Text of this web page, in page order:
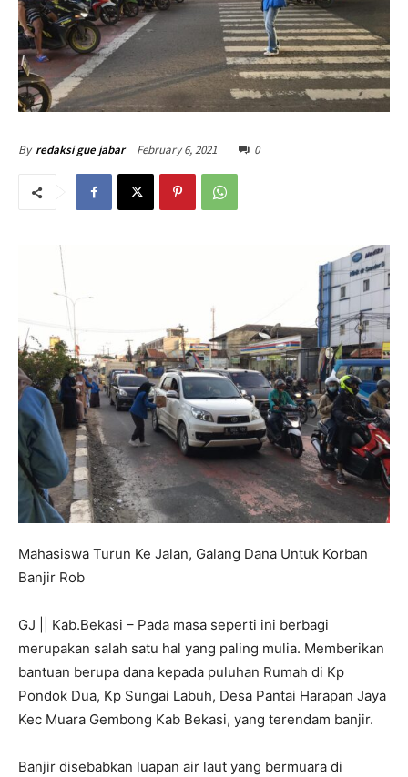
By redaksi gue jabar February 6, 2021 0
Mahasiswa Turun Ke Jalan, Galang Dana Untuk Korban
Banjir Rob
GJ || Kab.Bekasi – Pada masa seperti ini berbagi
merupakan salah satu hal yang paling mulia. Memberikan
bantuan berupa dana kepada puluhan Rumah di Kp
Pondok Dua, Kp Sungai Labuh, Desa Pantai Harapan Jaya
Kec Muara Gembong Kab Bekasi, yang terendam banjir.
Banjir disebabkan luapan air laut yang bermuara di